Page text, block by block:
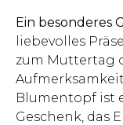
Ein besonderes
liebevolles
zum Muttertag
Blumentopf ist
Geschenk, das